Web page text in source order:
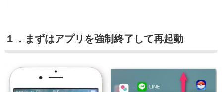
１．まずはアプリを強制終了して再起動